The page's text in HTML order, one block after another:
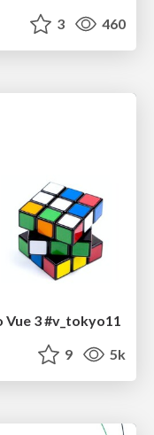
3 460
Vue 3 #v_tokyo11
9 5k